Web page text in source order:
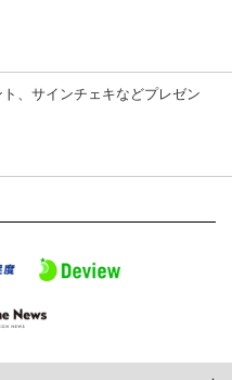
、サインチェキなどプレゼン